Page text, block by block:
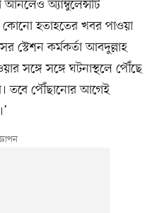
অ্যাম্বুলেন্সটি
কোনো হতাহতের খবর পাওয়া
স্টেশন কর্মকর্তা আবদুল্লাহ
সঙ্গে সঙ্গে ঘটনাস্থলে পৌঁছে
তবে পৌঁছানোর আগেই